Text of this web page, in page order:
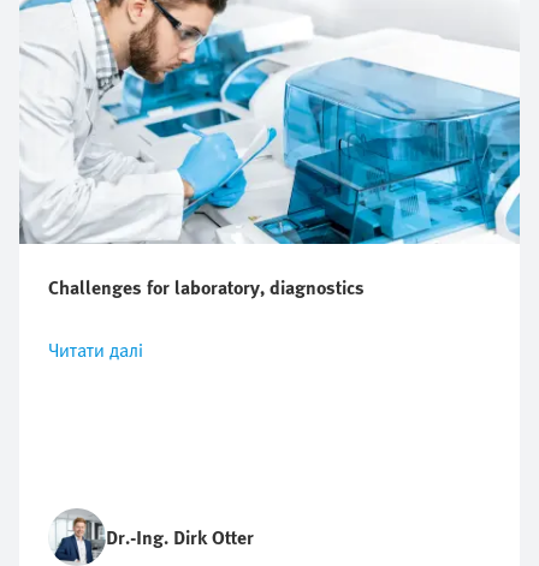
Challenges for laboratory, diagnostics
Читати далі
Dr.-Ing. Dirk Otter